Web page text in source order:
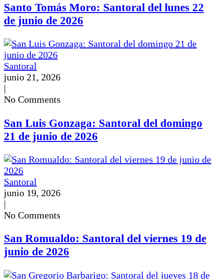
Santo Tomás Moro: Santoral del lunes 22
de junio de 2026
Santoral
junio 21, 2026
|
No Comments
San Luis Gonzaga: Santoral del domingo
21 de junio de 2026
Santoral
junio 19, 2026
|
No Comments
San Romualdo: Santoral del viernes 19 de
junio de 2026